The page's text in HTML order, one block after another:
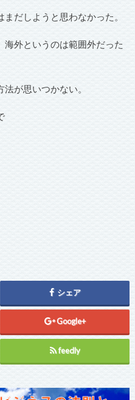
だしようと思わなかった。
外というのは範囲外だった
が思いつかない。
シェア
Google+
feedly